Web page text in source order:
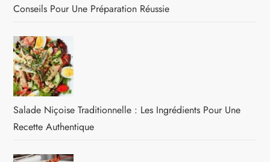
Conseils Pour Une Préparation Réussie
Salade Niçoise Traditionnelle : Les Ingrédients Pour Une
Recette Authentique